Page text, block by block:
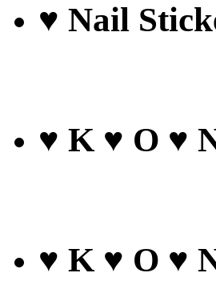
♥ Nail
♥ K ♥ O ♥
♥ K ♥ O ♥